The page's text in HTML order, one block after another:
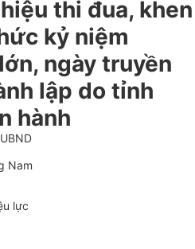
thi đua, khen
kỷ niệm
ngày truyền
lập do tỉnh
hành
Nam
lực